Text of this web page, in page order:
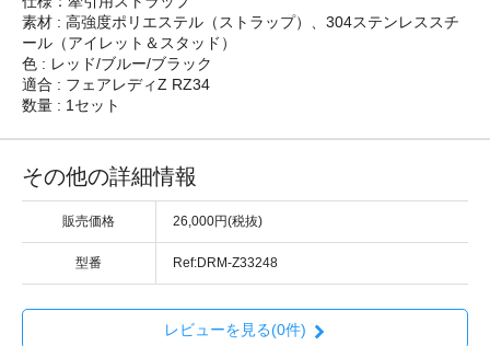
素材 : 高強度ポリエステル（ストラップ）、304ステンレススチ
ール（アイレット＆スタッド）
色 : レッド/ブルー/ブラック
適合 : フェアレディZ RZ34
数量 : 1セット
その他の詳細情報
販売価格 26,000円(税抜)
型番 Ref:DRM-Z33248
レビューを見る(0件)